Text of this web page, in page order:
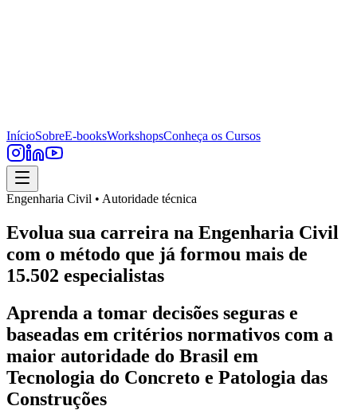
InícioSobreE-booksWorkshopsConheça os Cursos
Engenharia Civil • Autoridade técnica
Evolua sua carreira na Engenharia Civil
com o método que já formou mais de
15.502 especialistas
Aprenda a tomar decisões seguras e
baseadas em critérios normativos com a
maior autoridade do Brasil em
Tecnologia do Concreto e Patologia das
Construções